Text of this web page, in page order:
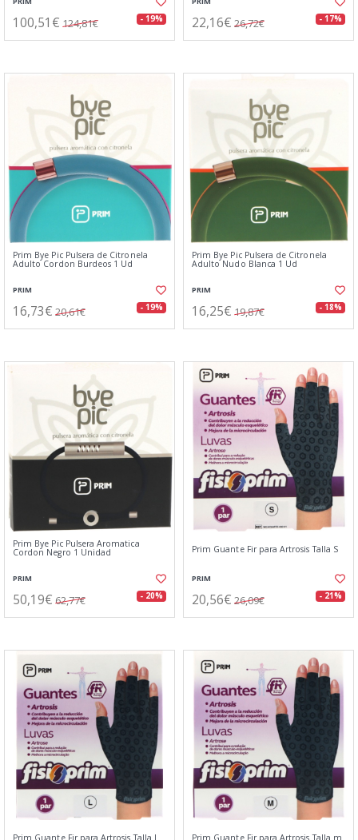
100,51€ 124,81€ - 19% 22,16€ 26,72€ - 17%
Prim Bye Pic Pulsera de Citronela
Adulto Cordon Burdeos 1 Ud
PRIM
16,73€ 20,61€ - 19%
Prim Bye Pic Pulsera de Citronela
Adulto Nudo Blanca 1 Ud
PRIM
16,25€ 19,87€ - 18%
Prim Bye Pic Pulsera Aromatica
Cordon Negro 1 Unidad
PRIM
50,19€ 62,77€ - 20%
Prim Guante Fir para Artrosis Talla S
PRIM
20,56€ 26,09€ - 21%
Prim Guante Fir para Artrosis Talla L Prim Guante Fir para Artrosis Talla m